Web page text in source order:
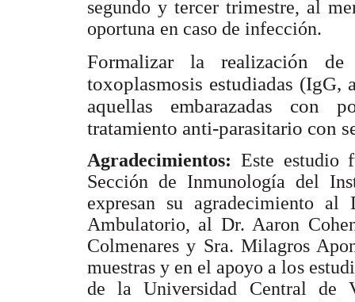
segundo y tercer trimestre, al
oportuna en caso de infección.
Formalizar la realización
toxoplasmosis estudiadas (IgG,
aquellas embarazadas con
tratamiento anti-parasitario con
Agradecimientos: Este estudio
Sección de Inmunología del
expresan su agradecimiento
Ambulatorio, al Dr. Aaron
Colmenares y Sra. Milagros
muestras y en el apoyo a los
de la Universidad Central de